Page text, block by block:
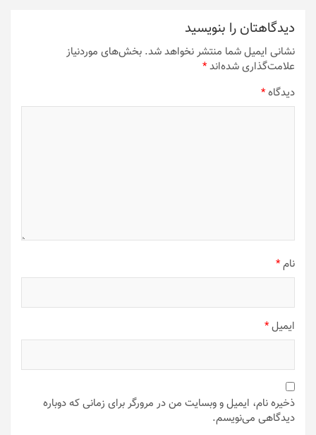
دیدگاهتان را بنویسید
نشانی ایمیل شما منتشر نخواهد شد. بخش‌های موردنیاز
علامت‌گذاری شده‌اند*
دیدگاه*
نام*
ایمیل*
ذخیره نام، ایمیل و وبسایت من در مرورگر برای زمانی که دوباره
دیدگاهی می‌نویسم.